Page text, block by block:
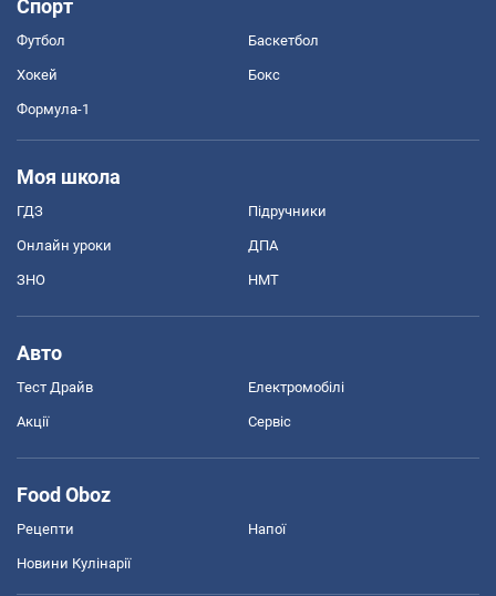
Спорт
Футбол Баскетбол
Хокей Бокс
Формула-1
Моя школа
ГДЗ Підручники
Онлайн уроки ДПА
ЗНО НМТ
Авто
Тест Драйв Електромобілі
Акції Сервіс
Food Oboz
Рецепти Напої
Новини Кулінарії